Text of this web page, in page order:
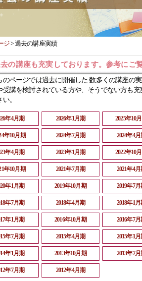
ジ>過去の講座実績
の講座も充実しております。参考にご
のページでは過去に開催した 数多くの講座の実
受講を検討されている方や、そうでない方も
。
年4月期 2026年1月期 2025年10
年10月期 2024年7月期 2024年4月
年4月期 2023年1月期 2022年10
年10月期 2021年7月期 2021年4月
年1月期 2019年10月期 2019年7月
年7月期 2018年4月期 2018年1月
年1月期 2016年10月期 2016年7月
年7月期 2015年4月期 2015年1月
年1月期 2013年10月期 2013年7月
年7月期 2012年4月期